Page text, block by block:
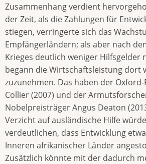
Zusammenhang verdient
der Zeit, als die Zahlungen für
stiegen, verringerte sich das
Empfängerländern; als aber nach
Krieges deutlich weniger Hilfsgelder
begann die Wirtschaftsleistung dort
zuzunehmen. Das haben der
Collier (2007) und der
Nobelpreisträger Angus Deaton
Verzicht auf ausländische Hilfe
verdeutlichen, dass Entwicklung
Inneren afrikanischer Länder
Zusätzlich könnte mit der dadurch